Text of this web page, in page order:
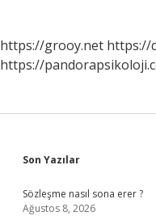
https://grooy.net https://
https://
Sidebar
Son Yazılar
Sözleşme nasıl sona erer ?
Ağustos 8, 2026